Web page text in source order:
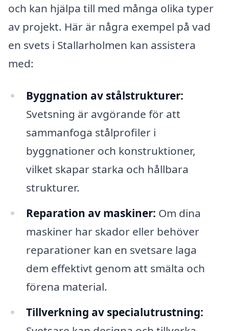
och kan hjälpa till med många olika typer
av projekt. Här är några exempel på vad
en svets i Stallarholmen kan assistera
med:
Byggnation av stålstrukturer:
Svetsning är avgörande för att
sammanfoga stålprofiler i
byggnationer och konstruktioner,
vilket skapar starka och hållbara
strukturer.
Reparation av maskiner: Om dina
maskiner har skador eller behöver
reparationer kan en svetsare laga
dem effektivt genom att smälta och
förena material.
Tillverkning av specialutrustning: